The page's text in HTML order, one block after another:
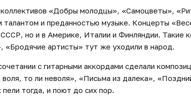
коллективов «Добры молодцы», «Самоцветы»,
талантом и преданностью музыке. Концерты
но и в Америке, Италии и Финляндии. Такие
«Бродячие артисты» тут же уходили в народ.
с гитарными аккордами сделали
то ли неволя», «Письма из далека»,
тогда, и поют до сих пор.